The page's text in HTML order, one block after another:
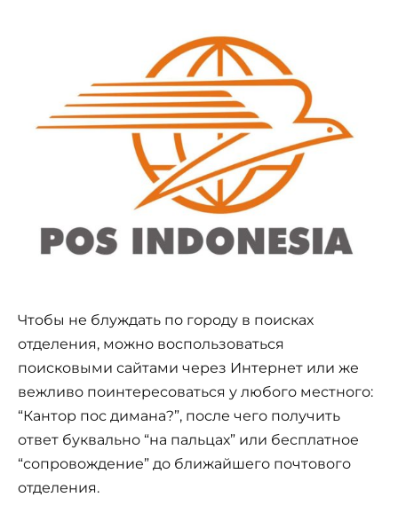
Чтобы не блуждать по городу в поисках
отделения, можно воспользоваться
поисковыми сайтами через Интернет или же
вежливо поинтересоваться у любого местного:
“Кантор пос димана?”, после чего получить
ответ буквально “на пальцах” или бесплатное
“сопровождение” до ближайшего почтового
отделения.